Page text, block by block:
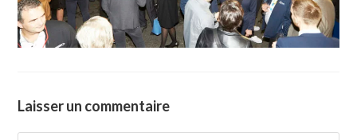
Laisser un commentaire